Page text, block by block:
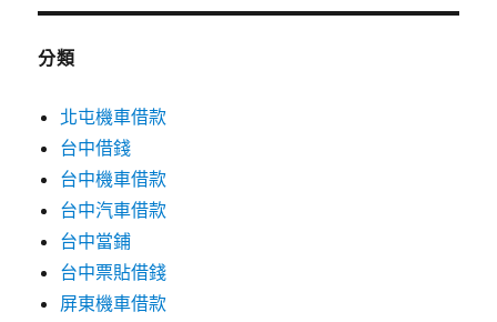
分類
北屯機車借款
台中借錢
台中機車借款
台中汽車借款
台中當鋪
台中票貼借錢
屏東機車借款